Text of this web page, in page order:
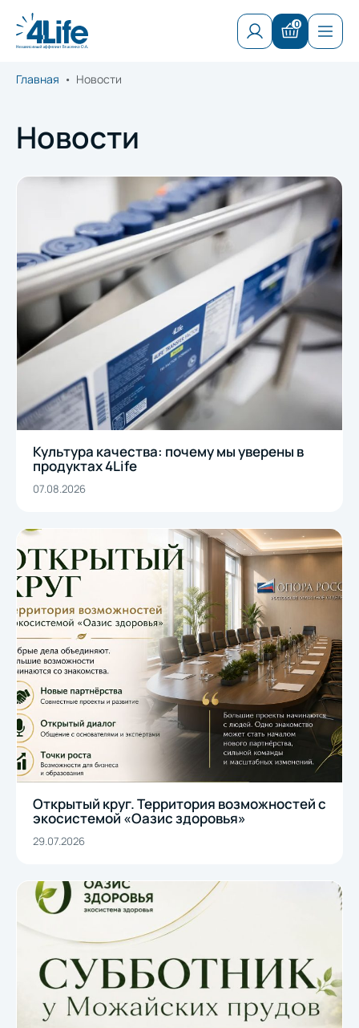
0
Главная Новости
Новости
Культура качества: почему мы уверены в
продуктах 4Life
07.08.2026
Открытый круг. Территория возможностей с
экосистемой «Оазис здоровья»
29.07.2026